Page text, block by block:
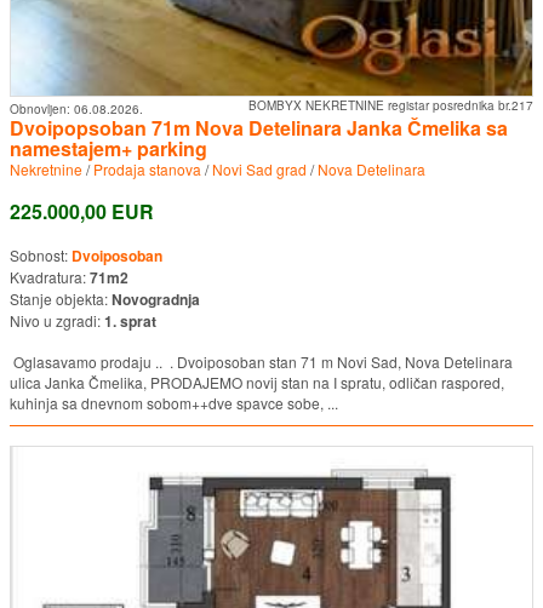
BOMBYX NEKRETNINE registar posrednika br.217
Obnovljen: 06.08.2026.
Dvoipopsoban 71m Nova Detelinara Janka Čmelika sa
namestajem+ parking
Nekretnine/Prodaja stanova /Novi Sad grad /Nova Detelinara
225.000,00 EUR
Sobnost: Dvoiposoban
Kvadratura:71m2
Stanje objekta:Novogradnja
Nivo u zgradi:1. sprat
Oglasavamo prodaju .. . Dvoiposoban stan 71 m Novi Sad, Nova Detelinara
ulica Janka Čmelika, PRODAJEMO novij stan na I spratu, odličan raspored,
kuhinja sa dnevnom sobom++dve spavce sobe, ...